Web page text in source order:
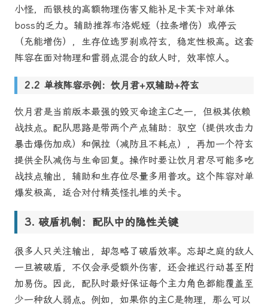
小怪，而银枝的高额物理伤害又能补足卡芙卡对单体
boss的乏力。辅助推荐布洛妮娅（拉条增伤）或停云
（充能增伤），生存位选罗刹或符玄，稳定性极高。这套
阵容在面对物理和雷弱点混合的敌人时，效率惊人。
单核阵容示例：饮月君+双辅助+符玄
饮月君是当前版本最强的毁灭命途主C之一，但极其依赖
战技点。配队思路是带两个产点辅助：驭空（提供攻击力
暴击爆伤加成）和佩拉（减防且不耗点），再加一个符玄
提供全队减伤与生命回复。操作时要让饮月君尽可能多吃
战技点输出，辅助和生存位尽量多用普攻。这个阵容对单
爆发极高，适合对付精英怪扎堆的关卡。
破盾机制：配队中的隐性关键
很多人只关注输出，却忽略了破盾效率。忘却之庭的敌人
一旦被破盾，不仅会承受额外伤害，还会推迟行动甚至附
加易伤。因此，配队时最好保证每个主力角色都能覆盖至
少一种敌人弱点。例如，如果你的主C是物理，那么可以